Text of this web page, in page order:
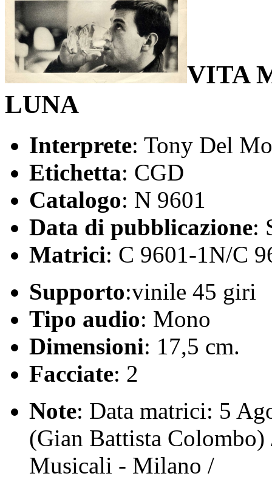
VITA
LUNA
Interprete: Tony Del
Etichetta: CGD
Catalogo: N 9601
Data di pubblicazione:
Matrici: C 9601-1N/C
Supporto:vinile 45 giri
Tipo audio: Mono
Dimensioni: 17,5 cm.
Facciate: 2
Note: Data matrici: 5
(Gian Battista
Musicali - Milano /